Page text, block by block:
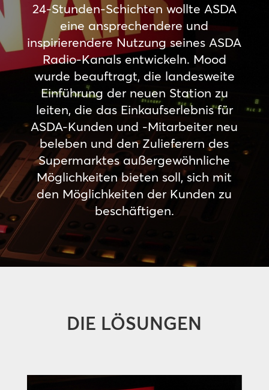
24-Stunden-Schichten wollte ASDA
eine ansprechendere und
inspirierendere Nutzung seines ASDA
Radio-Kanals entwickeln. Mood
wurde beauftragt, die landesweite
Einführung der neuen Station zu
leiten, die das Einkaufserlebnis für
ASDA-Kunden und -Mitarbeiter neu
beleben und den Zulieferern des
Supermarktes außergewöhnliche
Möglichkeiten bieten soll, sich mit
den Möglichkeiten der Kunden zu
beschäftigen.
DIE LÖSUNGEN